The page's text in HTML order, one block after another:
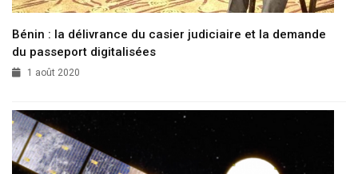
Bénin : la délivrance du casier judiciaire et la demande
du passeport digitalisées
1 août 2020